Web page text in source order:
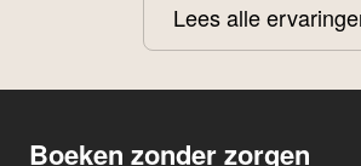
Lees alle
Boeken zonder zorgen